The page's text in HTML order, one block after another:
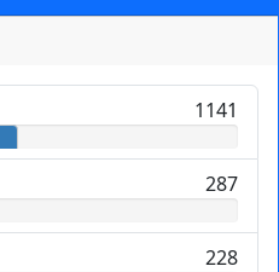
1141
287
228